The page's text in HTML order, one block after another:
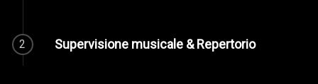
2 Supervisione musicale & Repertorio